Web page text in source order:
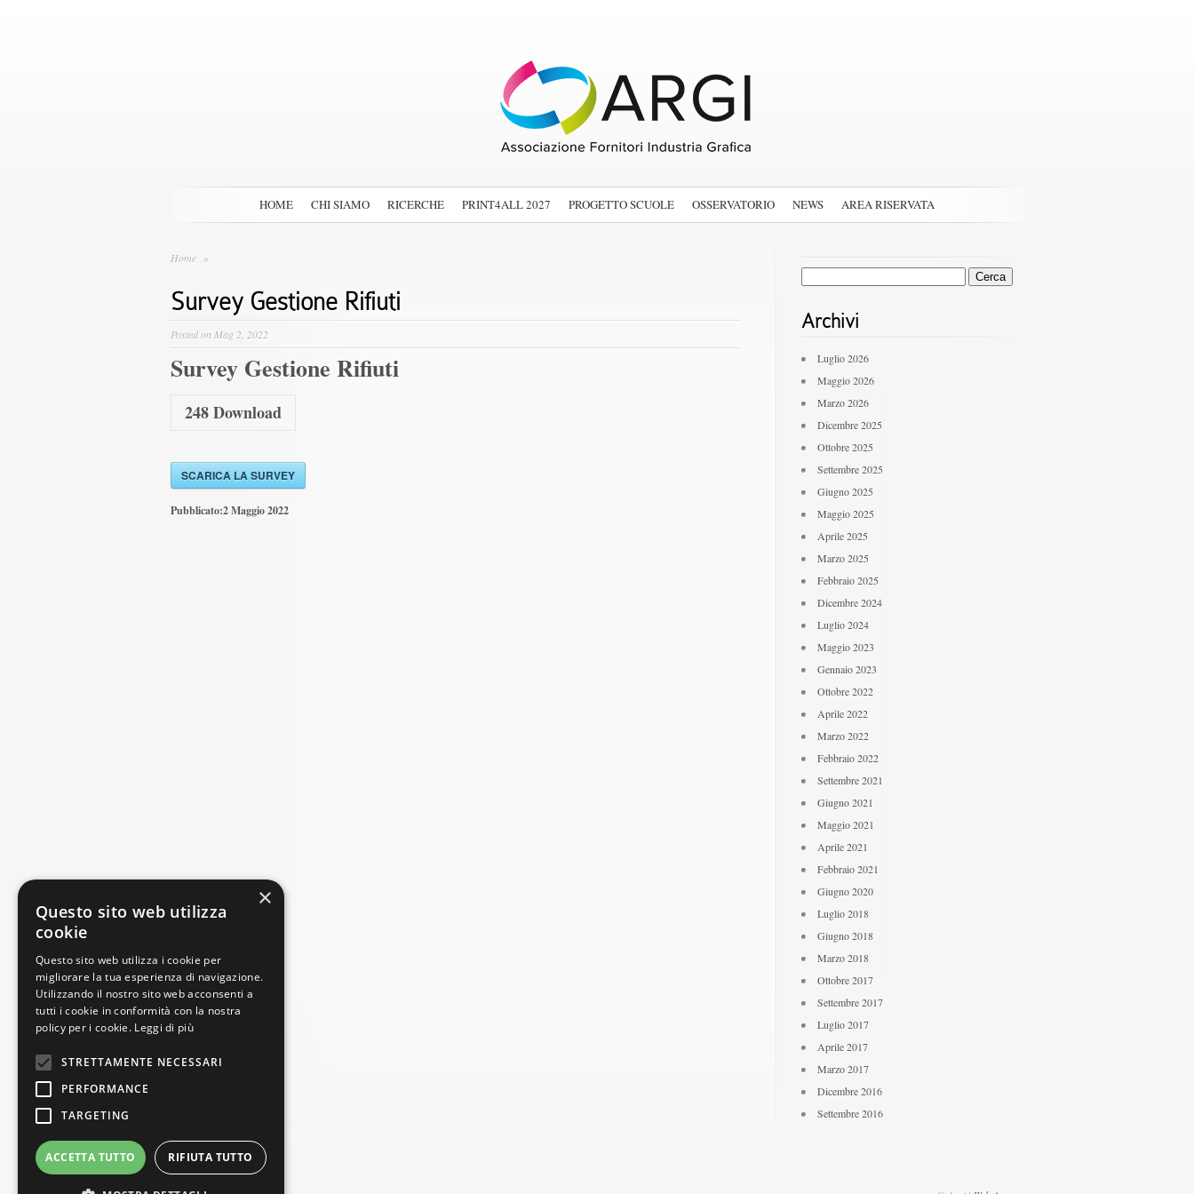
HOME CHI SIAMO RICERCHE PRINT4ALL 2027 PROGETTO SCUOLE OSSERVATORIO NEWS AREA RISERVATA
Home »
Survey Gestione Rifiuti
Posted on Mag 2, 2022
Survey Gestione Rifiuti
248Download
SCARICA LA SURVEY
Pubblicato:2 Maggio 2022
Archivi
Luglio 2026
Maggio 2026
Marzo 2026
Dicembre 2025
Ottobre 2025
Settembre 2025
Giugno 2025
Maggio 2025
Aprile 2025
Marzo 2025
Febbraio 2025
Dicembre 2024
Luglio 2024
Maggio 2023
Gennaio 2023
Ottobre 2022
Aprile 2022
Marzo 2022
Febbraio 2022
Settembre 2021
Giugno 2021
Maggio 2021
Aprile 2021
Febbraio 2021
Giugno 2020
Luglio 2018
Giugno 2018
Marzo 2018
Ottobre 2017
Settembre 2017
Luglio 2017
Aprile 2017
Marzo 2017
Dicembre 2016
Settembre 2016
×
Questo sito web utilizza
cookie
Questo sito web utilizza i cookie per
migliorare la tua esperienza di navigazione.
Utilizzando il nostro sito web acconsenti a
tutti i cookie in conformità con la nostra
policy per i cookie. Leggi di più
STRETTAMENTE NECESSARI
PERFORMANCE
TARGETING
ACCETTA TUTTO RIFIUTA TUTTO